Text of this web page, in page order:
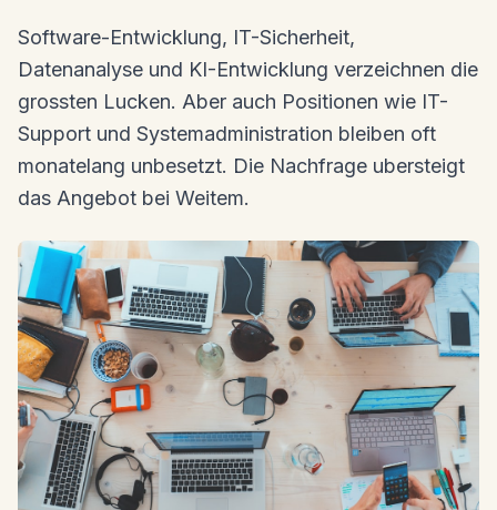
Software-Entwicklung, IT-Sicherheit,
Datenanalyse und KI-Entwicklung verzeichnen die
grossten Lucken. Aber auch Positionen wie IT-
Support und Systemadministration bleiben oft
monatelang unbesetzt. Die Nachfrage ubersteigt
das Angebot bei Weitem.